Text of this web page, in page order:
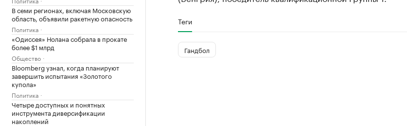
В семи регионах, включая Московскую
область, объявили ракетную опасность
Политика
«Одиссея» Нолана собрала в прокате
более $1 млрд
Общество
Bloomberg узнал, когда планируют
завершить испытания «Золотого
купола»
Политика
Четыре доступных и понятных
инструмента диверсификации
накоплений
Теги
Гандбол